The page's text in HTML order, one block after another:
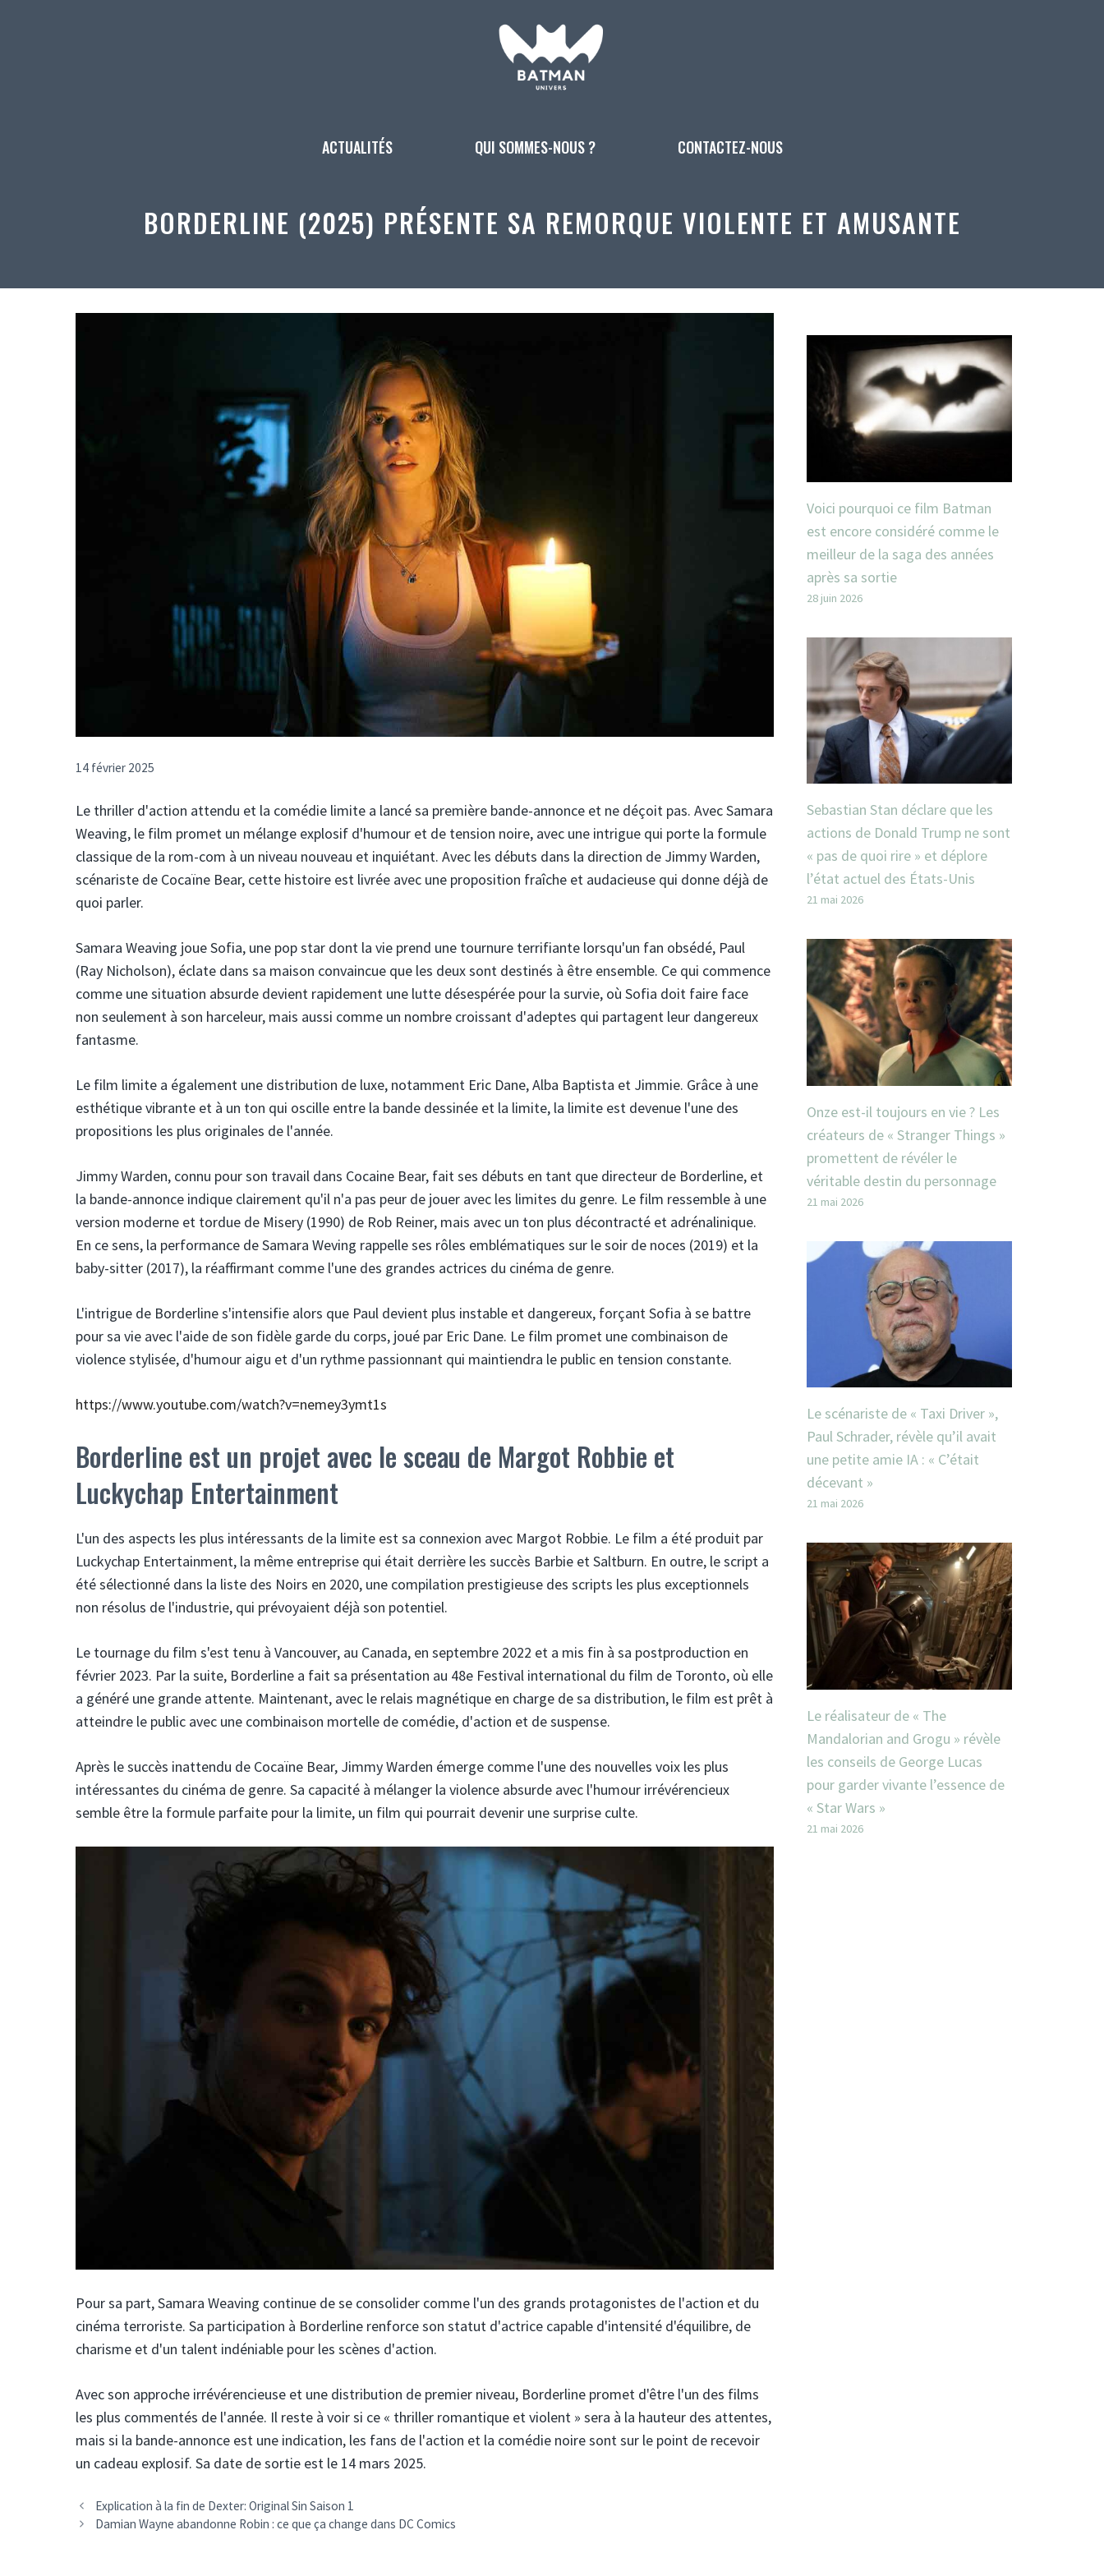
ACTUALITÉS QUI SOMMES-NOUS ? CONTACTEZ-NOUS
BORDERLINE (2025) PRÉSENTE SA REMORQUE VIOLENTE ET AMUSANTE
14 février 2025
Le thriller d'action attendu et la comédie limite a lancé sa première bande-annonce et ne déçoit pas. Avec Samara
Weaving, le film promet un mélange explosif d'humour et de tension noire, avec une intrigue qui porte la formule
classique de la rom-com à un niveau nouveau et inquiétant. Avec les débuts dans la direction de Jimmy Warden,
scénariste de Cocaïne Bear, cette histoire est livrée avec une proposition fraîche et audacieuse qui donne déjà de
quoi parler.
Samara Weaving joue Sofia, une pop star dont la vie prend une tournure terrifiante lorsqu'un fan obsédé, Paul
(Ray Nicholson), éclate dans sa maison convaincue que les deux sont destinés à être ensemble. Ce qui commence
comme une situation absurde devient rapidement une lutte désespérée pour la survie, où Sofia doit faire face
non seulement à son harceleur, mais aussi comme un nombre croissant d'adeptes qui partagent leur dangereux
fantasme.
Le film limite a également une distribution de luxe, notamment Eric Dane, Alba Baptista et Jimmie. Grâce à une
esthétique vibrante et à un ton qui oscille entre la bande dessinée et la limite, la limite est devenue l'une des
propositions les plus originales de l'année.
Jimmy Warden, connu pour son travail dans Cocaine Bear, fait ses débuts en tant que directeur de Borderline, et
la bande-annonce indique clairement qu'il n'a pas peur de jouer avec les limites du genre. Le film ressemble à une
version moderne et tordue de Misery (1990) de Rob Reiner, mais avec un ton plus décontracté et adrénalinique.
En ce sens, la performance de Samara Weving rappelle ses rôles emblématiques sur le soir de noces (2019) et la
baby-sitter (2017), la réaffirmant comme l'une des grandes actrices du cinéma de genre.
L'intrigue de Borderline s'intensifie alors que Paul devient plus instable et dangereux, forçant Sofia à se battre
pour sa vie avec l'aide de son fidèle garde du corps, joué par Eric Dane. Le film promet une combinaison de
violence stylisée, d'humour aigu et d'un rythme passionnant qui maintiendra le public en tension constante.
https://www.youtube.com/watch?v=nemey3ymt1s
Borderline est un projet avec le sceau de Margot Robbie et
Luckychap Entertainment
L'un des aspects les plus intéressants de la limite est sa connexion avec Margot Robbie. Le film a été produit par
Luckychap Entertainment, la même entreprise qui était derrière les succès Barbie et Saltburn. En outre, le script a
été sélectionné dans la liste des Noirs en 2020, une compilation prestigieuse des scripts les plus exceptionnels
non résolus de l'industrie, qui prévoyaient déjà son potentiel.
Le tournage du film s'est tenu à Vancouver, au Canada, en septembre 2022 et a mis fin à sa postproduction en
février 2023. Par la suite, Borderline a fait sa présentation au 48e Festival international du film de Toronto, où elle
a généré une grande attente. Maintenant, avec le relais magnétique en charge de sa distribution, le film est prêt à
atteindre le public avec une combinaison mortelle de comédie, d'action et de suspense.
Après le succès inattendu de Cocaïne Bear, Jimmy Warden émerge comme l'une des nouvelles voix les plus
intéressantes du cinéma de genre. Sa capacité à mélanger la violence absurde avec l'humour irrévérencieux
semble être la formule parfaite pour la limite, un film qui pourrait devenir une surprise culte.
Pour sa part, Samara Weaving continue de se consolider comme l'un des grands protagonistes de l'action et du
cinéma terroriste. Sa participation à Borderline renforce son statut d'actrice capable d'intensité d'équilibre, de
charisme et d'un talent indéniable pour les scènes d'action.
Avec son approche irrévérencieuse et une distribution de premier niveau, Borderline promet d'être l'un des films
les plus commentés de l'année. Il reste à voir si ce « thriller romantique et violent » sera à la hauteur des attentes,
mais si la bande-annonce est une indication, les fans de l'action et la comédie noire sont sur le point de recevoir
un cadeau explosif. Sa date de sortie est le 14 mars 2025.
Explication à la fin de Dexter: Original Sin Saison 1
Damian Wayne abandonne Robin : ce que ça change dans DC Comics
Voici pourquoi ce film Batman
est encore considéré comme le
meilleur de la saga des années
après sa sortie
28 juin 2026
Sebastian Stan déclare que les
actions de Donald Trump ne sont
« pas de quoi rire » et déplore
l’état actuel des États-Unis
21 mai 2026
Onze est-il toujours en vie ? Les
créateurs de « Stranger Things »
promettent de révéler le
véritable destin du personnage
21 mai 2026
Le scénariste de « Taxi Driver »,
Paul Schrader, révèle qu’il avait
une petite amie IA : « C’était
décevant »
21 mai 2026
Le réalisateur de « The
Mandalorian and Grogu » révèle
les conseils de George Lucas
pour garder vivante l’essence de
« Star Wars »
21 mai 2026